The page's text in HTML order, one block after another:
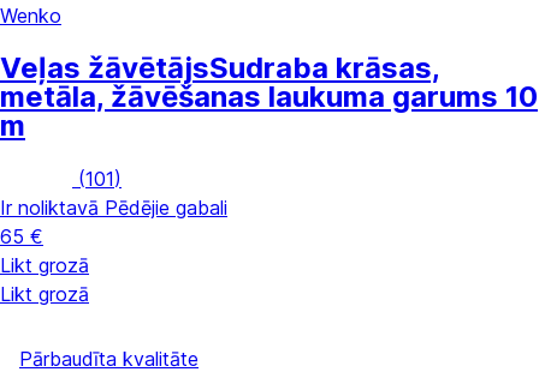
Wenko
Veļas žāvētājsSudraba krāsas,
metāla, žāvēšanas laukuma garums 10
m
(101)
Ir noliktavā Pēdējie gabali
65 €
Likt grozā
Likt grozā
Pārbaudīta kvalitāte